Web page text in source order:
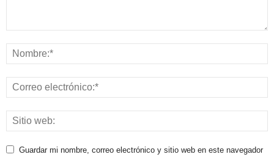
Guardar mi nombre, correo electrónico y sitio web en este navegador